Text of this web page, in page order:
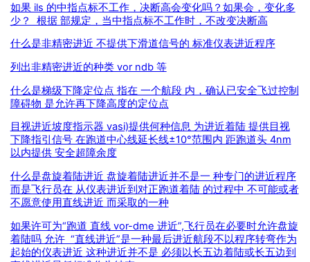
如果 ils 的中指点标不工作，决断高会变化吗？如果会，变化多
少？ 根据 部规定，当中指点标不工作时，不改变决断高
什么是非精密进近 不提供下滑道信号的 标准仪表进近程序
列出非精密进近的种类 vor ndb 等
什么是梯级下降定位点 指在 一个航段 内，确认已安全飞过控制
障碍物 是允许再下降高度的定位点
目视进近坡度指示器 vasi)提供何种信息 为进近着陆 提供目视
下降指引信号 在跑道中心线延长线±10°范围内 距跑道头 4nm
以内提供 安全超障余度
什么是盘旋着陆进近 盘旋着陆进近并不是一 种专门的进近程序
而是飞行员在 从仪表进近到对正跑道着陆 的过程中 不可能或者
不愿意使用直线进近 而采取的一种
如果许可为“跑道 直线 vor-dme 进近”,飞行员在必要时允许盘旋
着陆吗 允许 “直线进近”是一种最后进近航段不以程序转弯作为
起始的仪表进近 这种进近并不是 必须以长五边着陆或长五边到